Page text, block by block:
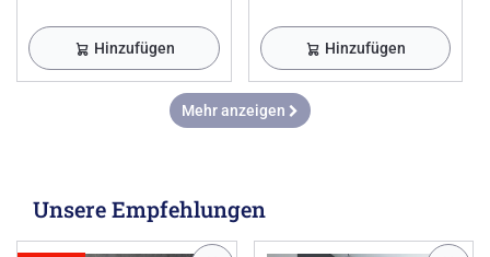
Hinzufügen Hinzufügen
Mehr anzeigen
Unsere Empfehlungen